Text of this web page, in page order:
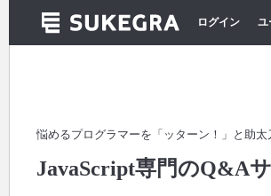
ログイン ユ
悩めるプログラマーを「ッターン！」と助太
JavaScript専門のQ&A